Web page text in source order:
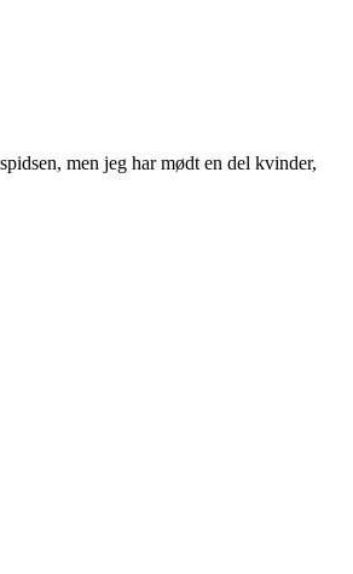
men jeg har mødt en del kvinder,